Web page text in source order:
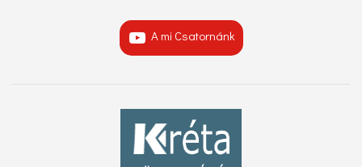
A mi Csatornánk